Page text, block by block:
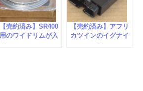
【売約済み】SR400
用のワイドリムが入
【売約済み】アフリ
カツインのイグナイ